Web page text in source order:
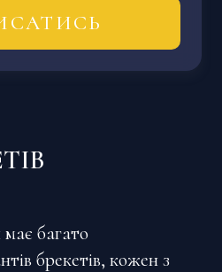
багато
брекетів, кожен з